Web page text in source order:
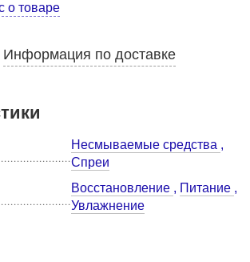
о товаре
Информация по доставке
Несмываемые средства ,
Спреи
Восстановление , Питание ,
Увлажнение